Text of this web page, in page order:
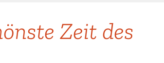
Zeit des